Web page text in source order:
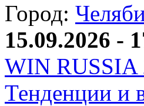
Город:
15.09.2026 -
WIN RUSSIA
Тенденции и